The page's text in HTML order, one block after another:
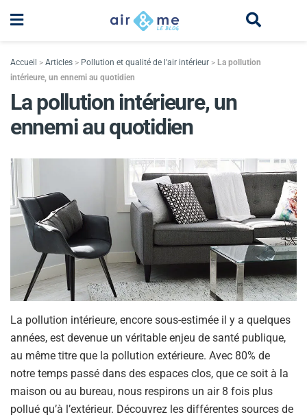
Accueil > Articles > Pollution et qualité de l'air intérieur > La pollution
intérieure, un ennemi au quotidien
La pollution intérieure, un
ennemi au quotidien
La pollution intérieure, encore sous-estimée il y a quelques
années, est devenue un véritable enjeu de santé publique,
au même titre que la pollution extérieure. Avec 80% de
notre temps passé dans des espaces clos, que ce soit à la
maison ou au bureau, nous respirons un air 8 fois plus
pollué qu’à l’extérieur. Découvrez les différentes sources de